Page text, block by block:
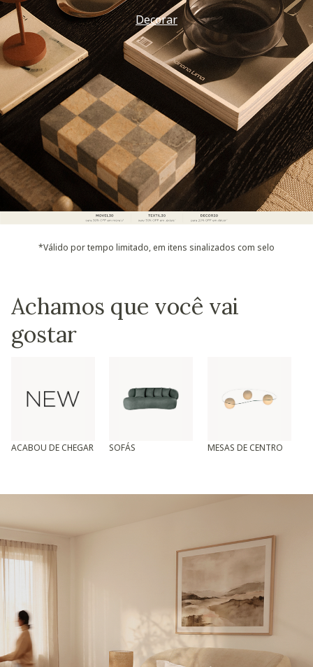
Decorar
*Válido por tempo limitado, em itens sinalizados com selo
Achamos que você vai
gostar
ACABOU DE CHEGAR SOFÁS MESAS DE CENTRO